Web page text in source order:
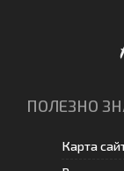
ПОЛЕЗНО
Карта